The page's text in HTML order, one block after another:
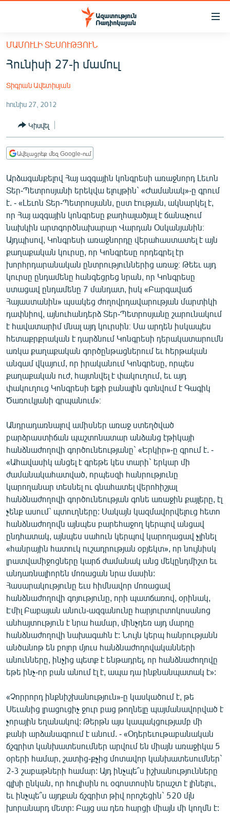
Մատչելիության
հիմնական
բովանդակությանը
հիմնական
մենյուին
ՀԱՅԱՍՏԱՆ
ՔԱՂԱՔԱԿԱՆ
ԸՆՏՐՈՒԹՅՈՒՆՆԵՐ 2026
ԻՐԱՎՈՒՆՔ
ՀԱՍԱՐԱԿՈՒԹՅՈՒՆ
ՂԱՐԱԲԱՂ
ՊԱՏԵՐԱԶՄԻ 6 ՇԱԲԱԹՆԵՐԸ
ՏԱՐԱԾԱՇՐՋԱՆ
ՄԻՋԱԶԳԱՅԻՆ
ՄՇԱԿՈՒՅԹ
ՍՊՈՐՏ
ՄԵԿՆԱԲԱՆՈՒԹՅՈՒՆ
ՏՏ ԵՒ ԻՆՏԵՐՆԵՏ
ԿՈՐՈՆԱՎԻՐՈՒՍ
ԱՐԽԻՎ
ՏԵՍԱՆՅՈՒԹԵՐ
ԲԱՆԱՎԵՃ
ՁԳՏԵԼՈՎ ԼԱՎԱԳՈՒՅՆԻՆ
ՓՈԴՔԱՍԹ
Հայերեն
English
Русский
ՀԵՏԵՎԵՔ ՄԵԶ
«Ազատության» բոլոր կայքերը
ՄԱՄՈՒԼԻ ՏԵՍՈՒԹՅՈՒՆ
Հունիսի 27-ի մամուլ
Տիգրան Ավետիսյան
հունիս 27, 2012
Կիսվել
Ավելացրեք մեզ Google-ում
Արձագանքելով Հայ ազգային կոնգրեսի առաջնորդ Լեւոն
Տեր-Պետրոսյանի երեկվա ելույթին` «Ժամանակ»-ը գրում
է. - «Լեւոն Տեր-Պետրոսյանն, ըստ էության, ակնարկել է,
որ Հայ ազգային կոնգրեսը քաղհալածյալ է ճանաչում
նախկին արտգործնախարար Վարդան Օսկանյանին։
Այդպիսով, Կոնգրեսի առաջնորդը վերահաստատել է այն
քաղաքական կուրսը, որ Կոնգրեսը որդեգրել էր
խորհրդարանական ընտրություններից առաջ։ Թեեւ այդ
կուրսը ընդամենը հանգեցրեց նրան, որ Կոնգրեսը
ստացավ ընդամենը 7 մանդատ, իսկ «Բարգավաճ
Հայաստանին» պսակեց ժողովրդավարության մարտիկի
դափնիով, այնուհանդերձ Տեր-Պետրոսյանը շարունակում
է հավատարիմ մնալ այդ կուրսին։ Սա արդեն իսկապես
հետաքրքրական է դարձնում Կոնգրեսի դերակատարումն
առկա քաղաքական գործընթացներում եւ հերթական
անգամ վկայում, որ իրականում Կոնգրեսը, որպես
քաղաքական ուժ, հայտնվել է փակուղում, եւ այդ
փակուղուց Կոնգրեսի ելքի բանալին գտնվում է Գագիկ
Ծառուկյանի գրպանում»։
Անդրադառնալով ամիսներ առաջ ստեղծված
բարձրաստիճան պաշտոնատար անձանց էթիկայի
հանձնաժողովի գործունեությանը` «Երկիր»-ը գրում է. -
«Ահավասիկ անցել է գրեթե կես տարի` երկար մի
ժամանակահատված, որպեսզի հանրությունը
կարողանար տեսնել ու գնահատել վերոհիշյալ
հանձնաժողովի գործունեության գոնե առաջին քայլերը, էլ
չենք ասում` պտուղները: Սակայն կազմավորվելուց հետո
հանձնաժողովն այնպես բարեհաջող կերպով անցավ
ընդհատակ, այնպես սահուն կերպով կարողացավ չլինել
«հանրային հատուկ ուշադրության օբյեկտ», որ նույնիսկ
լրատվամիջոցները կարճ ժամանակ անց մեկընդմիշտ եւ
անդառնալիորեն մոռացան նրա մասին:
Հասարակությունը եւս հիմնավոր մոռացավ
հանձնաժողովի գոյությունը, որի պատճառով, օրինակ,
Էմիլ Բաբայան անուն-ազգանունը հարյուրտոկոսանոց
անհայտություն է նրա համար, մինչդեռ այդ մարդը
հանձնաժողովի նախագահն է: Նույն կերպ հանրությանն
անծանոթ են բոլոր մյուս հանձնաժողովականների
անունները, ինչից պետք է ենթադրել, որ հանձնաժողովը
եթե ինչ-որ բան անում էլ է, ապա դա ինքնանպատակ է»:
«Չորրորդ ինքնիշխանություն»-ը կասկածում է, թե
Սեւանից լրացուցիչ ջուր բաց թողնելը պայմանավորված է
չորային եղանակով: Թերթն այս կապակցությամբ մի
քանի արձանագրում է անում. - «Օդերեւութաբանական
ճշգրիտ կանխատեսումներ արվում են միայն առաջիկա 5
օրերի համար, շատից-քչից մոտավոր կանխատեսումներ`
2-3 շաբաթների համար: Այդ ինչպե՞ս իշխանությունները
գլխի ընկան, որ հուլիսին ու օգոստոսին երաշտ է լինելու,
եւ ինչպե՞ս այդքան ճշգրիտ թիվ որոշեցին` 520 մլն
խորանարդ մետր: Բայց սա դեռ հարցի միայն մի կողմն է: